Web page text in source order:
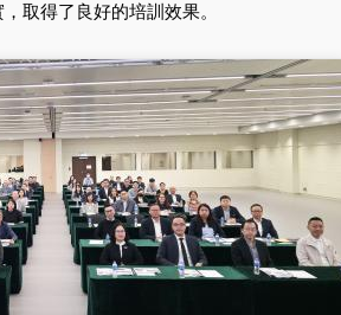
取得了良好的培訓效果。